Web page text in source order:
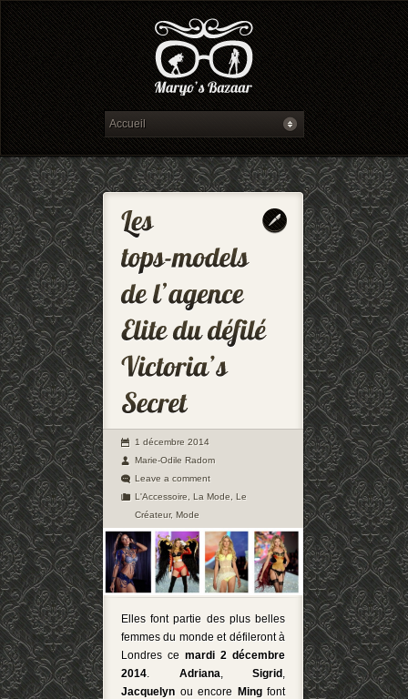
1 décembre 2014
Marie-Odile Radom
Leave a comment
L'Accessoire
La Mode
Le
Créateur, Mode
Elles font partie des plus belles
femmes du monde et défileront à
Londres ce mardi 2 décembre
2014
Adriana Sigrid
Jacquelyn ou encore Mingfont